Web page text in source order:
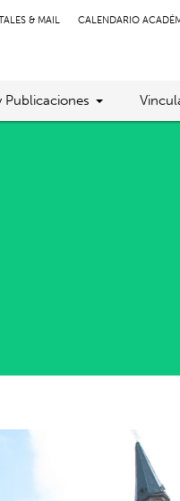
& MAIL CALENDARIO
Publicaciones